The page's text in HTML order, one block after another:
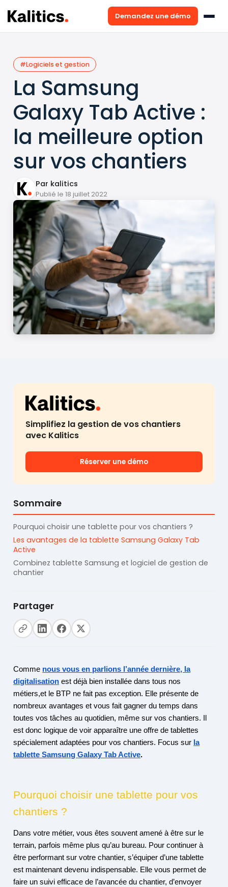
Demandez une démo
#Logiciels et gestion
La Samsung
Galaxy Tab Active :
la meilleure option
sur vos chantiers
Par kalitics
Publié le 18 juillet 2022
Sommaire
Pourquoi choisir une tablette pour vos chantiers ?
Les avantages de la tablette Samsung Galaxy Tab
Active
Combinez tablette Samsung et logiciel de gestion de
chantier
Partager
Comme nous vous en parlions l’année dernière, la
digitalisation est déjà bien installée dans tous nos
métiers,et le BTP ne fait pas exception. Elle présente de
nombreux avantages et vous fait gagner du temps dans
toutes vos tâches au quotidien, même sur vos chantiers. Il
est donc logique de voir apparaître une offre de tablettes
spécialement adaptées pour vos chantiers. Focus sur la
tablette Samsung Galaxy Tab Active.
Pourquoi choisir une tablette pour vos
chantiers ?
Dans votre métier, vous êtes souvent amené à être sur le
terrain, parfois même plus qu’au bureau. Pour continuer à
être performant sur votre chantier, s’équiper d’une tablette
est maintenant devenu indispensable. Elle vous permet de
faire un suivi efficace de l’avancée du chantier, d’envoyer
Simplifiez la gestion de vos chantiers
avec Kalitics
Réserver une démo